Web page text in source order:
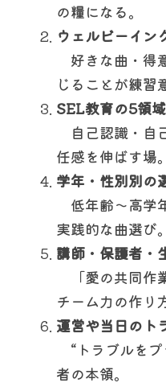
の糧になる。
ウェルビーイン
好きな曲・得
じることが練習
SEL教育の5領
自己認識・自
任感を伸ばす場。
学年・性別別の
低年齢〜高学
実践的な曲選び。
講師・保護者・
「愛の共同作
チーム力の作り
運営や当日のト
“トラブルを
者の本領。